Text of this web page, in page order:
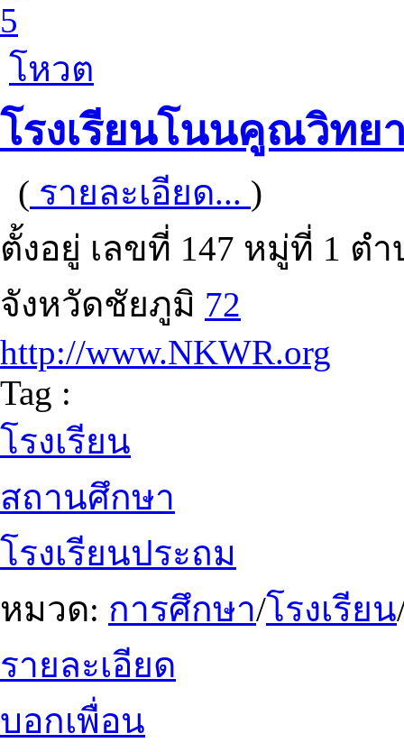
5
โหวต
โรงเรียนโนนคูณวิทย
( รายละเอียด... )
ตั้งอยู่ เลขที่ 147 หมู่ที่ 1
จังหวัดชัยภูมิ 72
http://www.NKWR.org
Tag :
โรงเรียน
สถานศึกษา
โรงเรียนประถม
หมวด: การศึกษา/โรงเรียน
รายละเอียด
บอกเพื่อน